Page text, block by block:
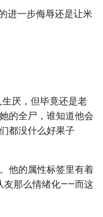
进一步侮辱还是让米
厌，但毕竟还是老
的全尸，谁知道他会
都没什么好果子
他的属性标签里有着
友那么情绪化——而这